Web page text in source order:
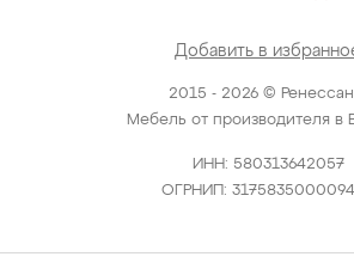
2015 - 2026 ©
Мебель от производителя в
ИНН: 580313642057
ОГРНИП:
Добавить в